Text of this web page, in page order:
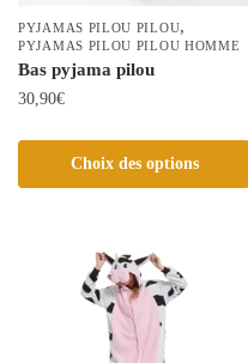
la
page
du
produit
PYJAMAS PILOU PILOU,
PYJAMAS PILOU PILOU HOMME
Bas pyjama pilou
30,90€
Choix des options
Ce